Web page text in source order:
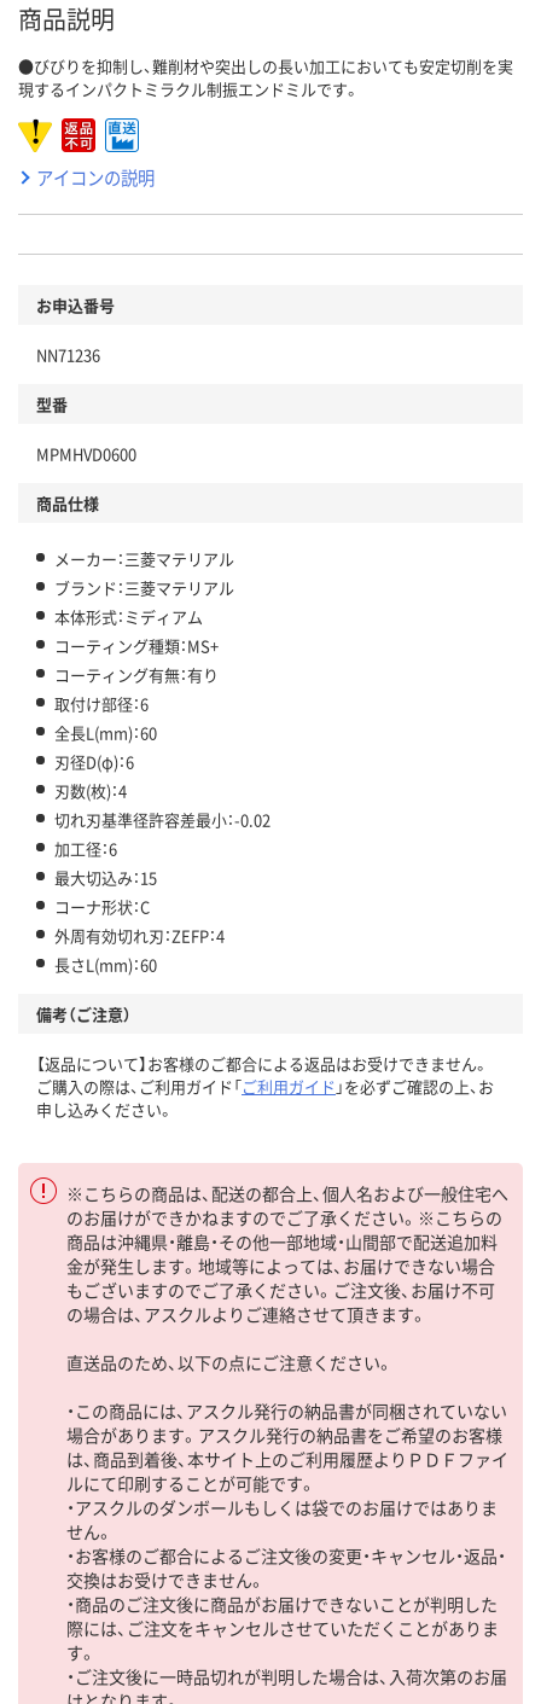
商品説明
●びびりを抑制し、難削材や突出しの長い加工においても安定切削を実
現するインパクトミラクル制振エンドミルです。
アイコンの説明
お申込番号
NN71236
型番
MPMHVD0600
商品仕様
メーカー：三菱マテリアル
ブランド：三菱マテリアル
本体形式：ミディアム
コーティング種類：MS+
コーティング有無：有り
取付け部径：6
全長L(mm)：60
刃径D(φ)：6
刃数(枚)：4
切れ刃基準径許容差最小：-0.02
加工径：6
最大切込み：15
コーナ形状：C
外周有効切れ刃：ZEFP：4
長さL(mm)：60
備考（ご注意）
【返品について】お客様のご都合による返品はお受けできません。
ご購入の際は、ご利用ガイド「ご利用ガイド 」を必ずご確認の上、お
申し込みください。
※こちらの商品は、配送の都合上、個人名および一般住宅へ
のお届けができかねますのでご了承ください。※こちらの
商品は沖縄県・離島・その他一部地域・山間部で配送追加料
金が発生します。地域等によっては、お届けできない場合
もございますのでご了承ください。ご注文後、お届け不可
の場合は、アスクルよりご連絡させて頂きます。
直送品のため、以下の点にご注意ください。
・この商品には、アスクル発行の納品書が同梱されていない
場合があります。アスクル発行の納品書をご希望のお客様
は、商品到着後、本サイト上のご利用履歴よりＰＤＦファイ
ルにて印刷することが可能です。
・アスクルのダンボールもしくは袋でのお届けではありま
せん。
・お客様のご都合によるご注文後の変更・キャンセル・返品・
交換はお受けできません。
・商品のご注文後に商品がお届けできないことが判明した
際には、ご注文をキャンセルさせていただくことがありま
す。
・ご注文後に一時品切れが判明した場合は、入荷次第のお届